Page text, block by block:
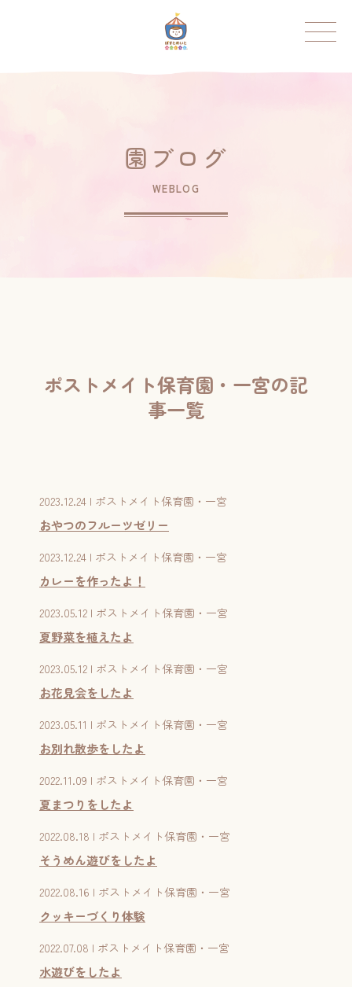
園ブログ
WEBLOG
ポストメイト保育園・一宮の記
事一覧
2023.12.24 | ポストメイト保育園・一宮
おやつのフルーツゼリー
2023.12.24 | ポストメイト保育園・一宮
カレーを作ったよ！
2023.05.12 | ポストメイト保育園・一宮
夏野菜を植えたよ
2023.05.12 | ポストメイト保育園・一宮
お花見会をしたよ
2023.05.11 | ポストメイト保育園・一宮
お別れ散歩をしたよ
2022.11.09 | ポストメイト保育園・一宮
夏まつりをしたよ
2022.08.18 | ポストメイト保育園・一宮
そうめん遊びをしたよ
2022.08.16 | ポストメイト保育園・一宮
クッキーづくり体験
2022.07.08 | ポストメイト保育園・一宮
水遊びをしたよ
ポストメイト保育園について
園のこと
給食のこと
見学申込
利用者の声